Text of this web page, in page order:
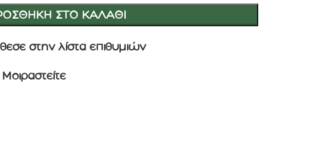
ΣΤΟ ΚΑΛΆΘΙ
στην λίστα επιθυμιών
Μοιραστείτε